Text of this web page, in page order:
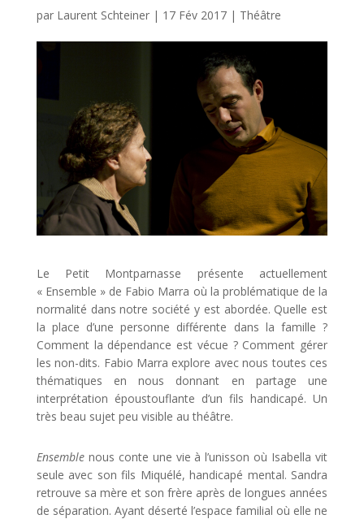
par Laurent Schteiner| 17 Fév 2017| Théâtre
Le Petit Montparnasse présente actuellement
« Ensemble » de Fabio Marra où la problématique de la
normalité dans notre société y est abordée. Quelle est
la place d’une personne différente dans la famille ?
Comment la dépendance est vécue ? Comment gérer
les non-dits. Fabio Marra explore avec nous toutes ces
thématiques en nous donnant en partage une
interprétation époustouflante d’un fils handicapé. Un
très beau sujet peu visible au théâtre.
Ensemblenous conte une vie à l’unisson où Isabella vit
seule avec son fils Miquélé, handicapé mental. Sandra
retrouve sa mère et son frère après de longues années
de séparation. Ayant déserté l’espace familial où elle ne